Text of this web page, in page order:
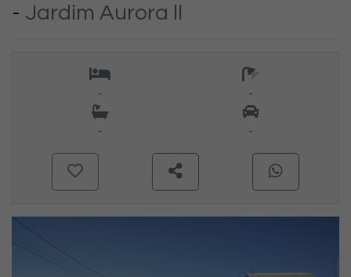
- Jardim Aurora ll
- -
- -